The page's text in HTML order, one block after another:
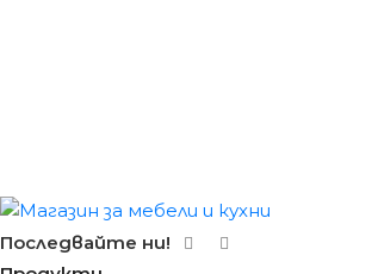
Последвайте ни!